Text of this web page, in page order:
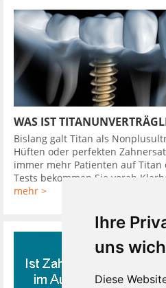
Ihre
uns
Diese
WAS IST
Bislang galt Titan als
Hüften oder perfekten
immer mehr Patienten auf
Tests bekommen Sie vorab
mehr >